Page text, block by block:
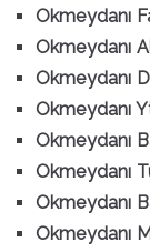
Okmeydanı
Okmeydanı
Okmeydanı
Okmeydanı
Okmeydanı
Okmeydanı
Okmeydanı
Okmeydanı